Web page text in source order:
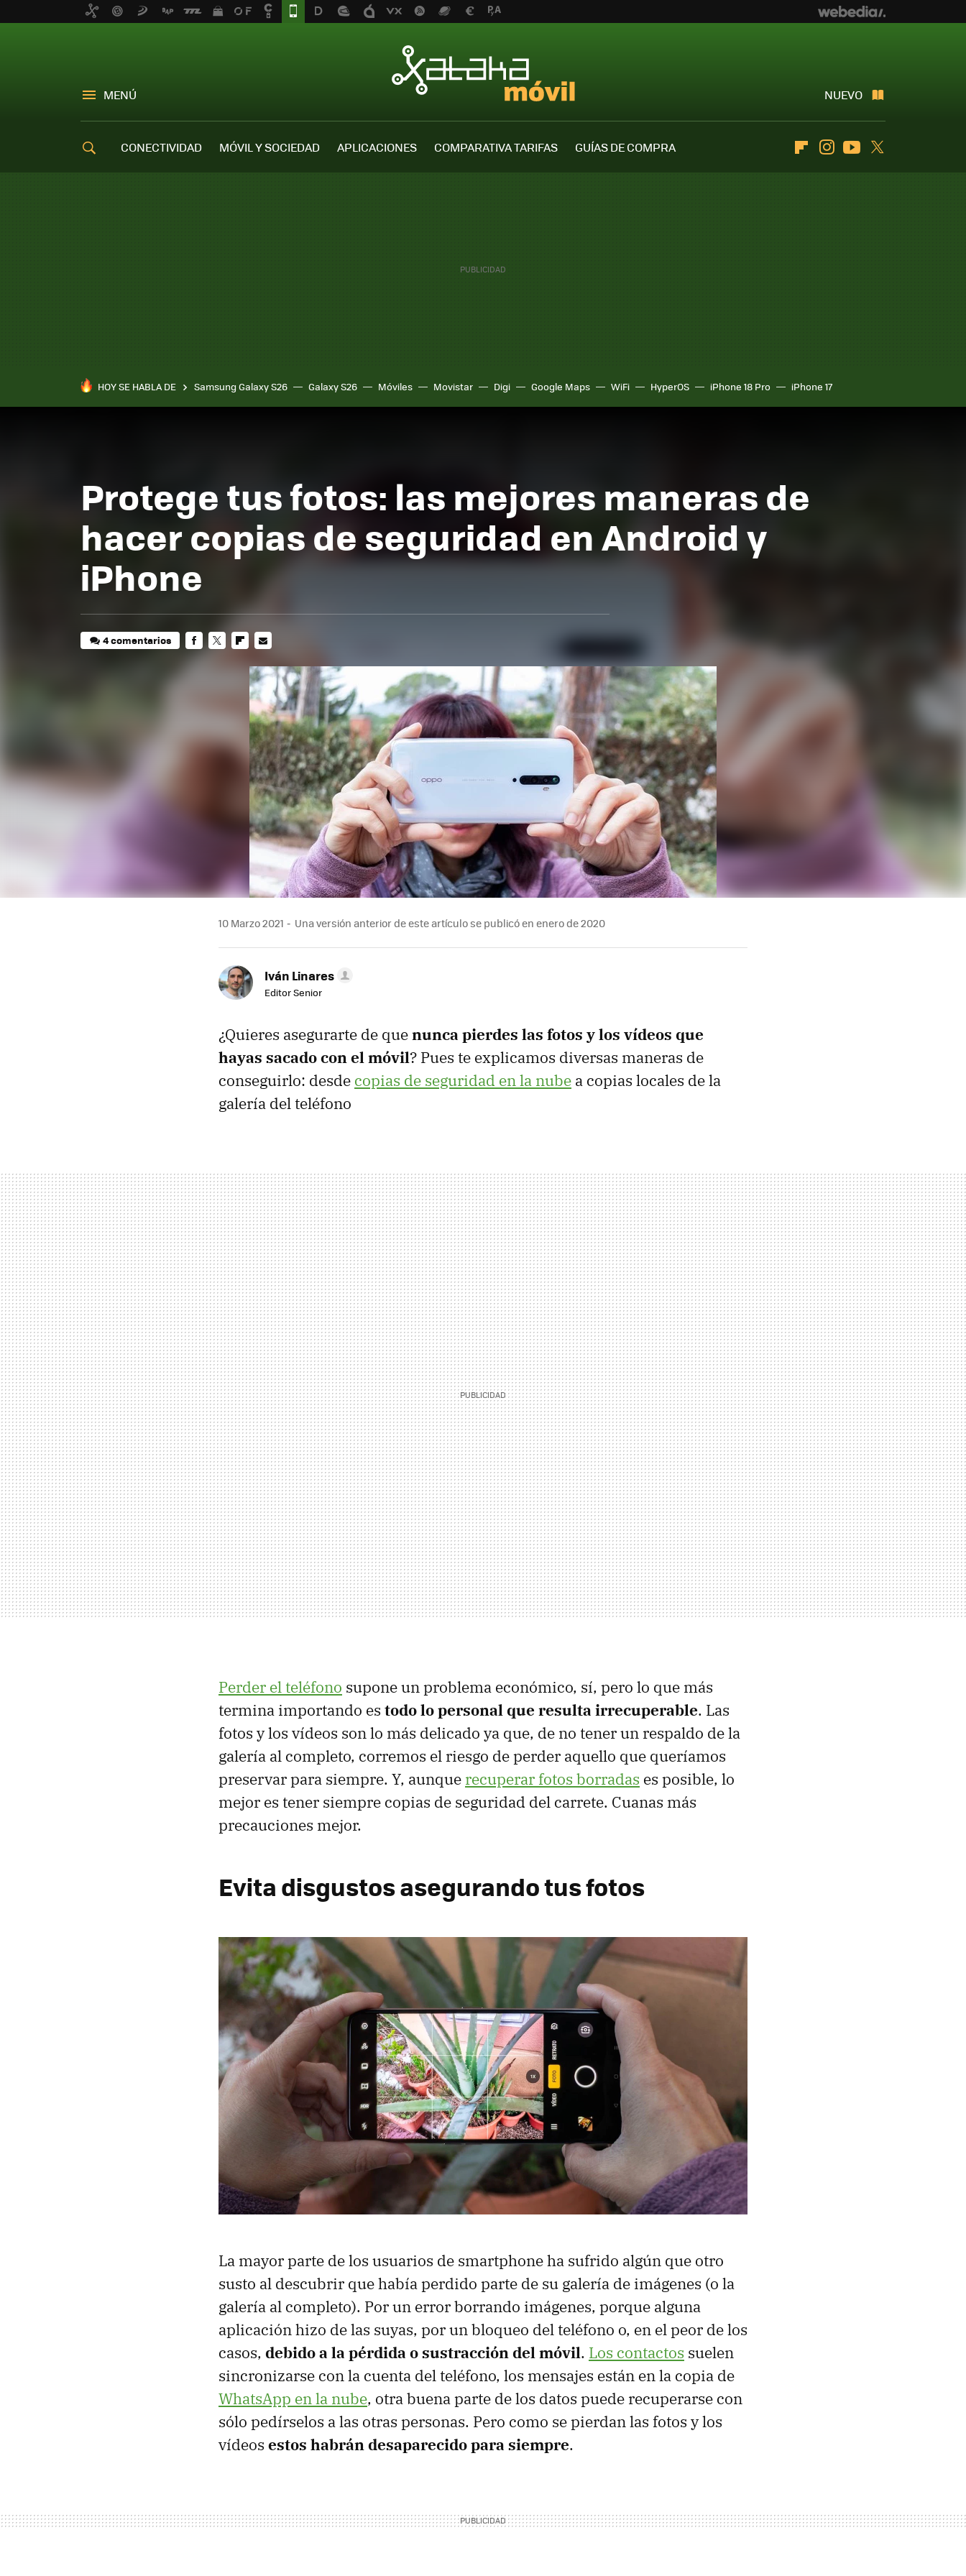
MENÚ NUEVO
CONECTIVIDAD MÓVIL Y SOCIEDAD APLICACIONES COMPARATIVA TARIFAS
GUÍAS DE COMPRA
FlipboardInstagramYoutube
HOY SE HABLA DE Samsung Galaxy S26 Galaxy S26 Móviles Movistar Digi Google Maps WiFi HyperOS iPhone 18 Pro iPhone 17
Protege tus fotos: las mejores maneras de
hacer copias de seguridad en Android y
iPhone
4 comentarios
FACEBOOK
MAIL
10 Marzo 2021 Una versión anterior de este artículo se publicó en enero de 2020
Iván Linares
Editor Senior
¿Quieres asegurarte de quenunca pierdes las fotos y los vídeos que
hayas sacado con el móvil? Pues te explicamos diversas maneras de
conseguirlo: desde copias de seguridad en la nube a copias locales de la
galería del teléfono
Perder el teléfono supone un problema económico, sí, pero lo que más
termina importando es todo lo personal que resulta irrecuperable. Las
fotos y los vídeos son lo más delicado ya que, de no tener un respaldo de la
galería al completo, corremos el riesgo de perder aquello que queríamos
preservar para siempre. Y, aunque recuperar fotos borradas es posible, lo
mejor es tener siempre copias de seguridad del carrete. Cuanas más
precauciones mejor.
Evita disgustos asegurando tus fotos
La mayor parte de los usuarios de smartphone ha sufrido algún que otro
susto al descubrir que había perdido parte de su galería de imágenes (o la
galería al completo). Por un error borrando imágenes, porque alguna
aplicación hizo de las suyas, por un bloqueo del teléfono o, en el peor de los
casos, debido a la pérdida o sustracción del móvil. Los contactos suelen
sincronizarse con la cuenta del teléfono, los mensajes están en la copia de
WhatsApp en la nube, otra buena parte de los datos puede recuperarse con
sólo pedírselos a las otras personas. Pero como se pierdan las fotos y los
vídeos estos habrán desaparecido para siempre.